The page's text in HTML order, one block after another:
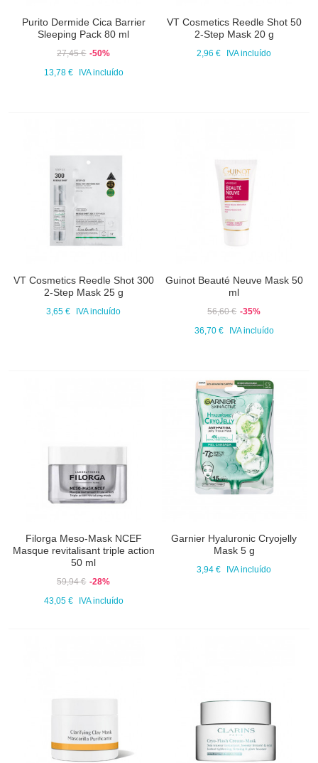
Purito Dermide Cica Barrier
Sleeping Pack 80 ml
27,45 € -50%
13,78 €
IVA incluído
VT Cosmetics Reedle Shot 50
2-Step Mask 20 g
2,96 € IVA incluído
VT Cosmetics Reedle Shot 300
2-Step Mask 25 g
3,65 € IVA incluído
Guinot Beauté Neuve Mask 50
ml
56,60 € -35%
36,70 €
IVA incluído
Filorga Meso-Mask NCEF
Masque revitalisant triple action
50 ml
59,94 € -28%
43,05 €
IVA incluído
Garnier Hyaluronic Cryojelly
Mask 5 g
3,94 € IVA incluído